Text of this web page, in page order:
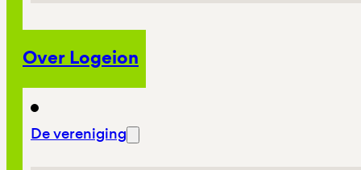
Over Logeion
De vereniging